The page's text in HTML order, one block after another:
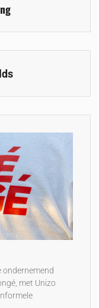
ondernemend
met Unizo